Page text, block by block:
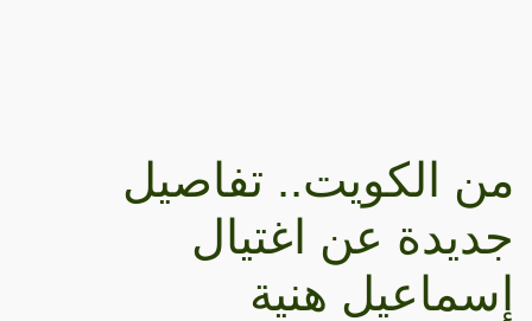
من الكويت.. تفاصيل
جديدة عن اغتيال
إسماعيل هنية